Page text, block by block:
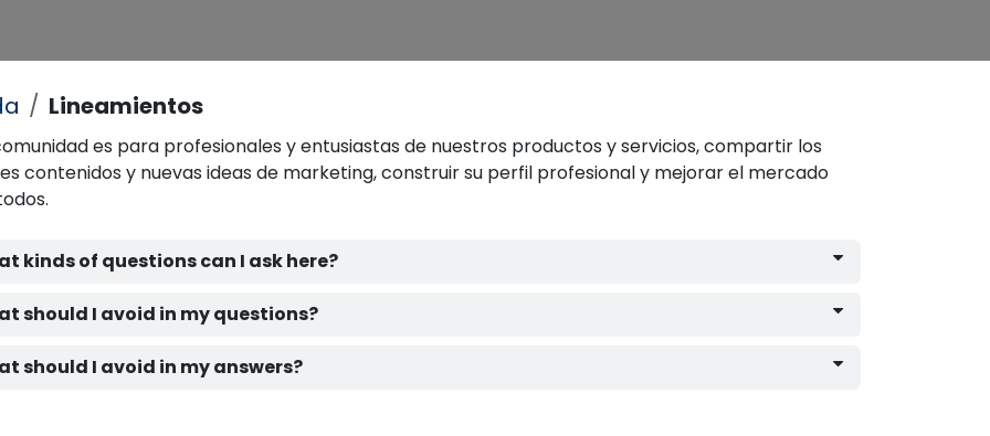
Lineamientos
es para profesionales y entusiastas de nuestros productos y servicios, compartir los
contenidos y nuevas ideas de marketing, construir su perfil profesional y mejorar el mercado
kinds of questions can I ask here?
should I avoid in my questions?
should I avoid in my answers?